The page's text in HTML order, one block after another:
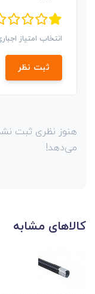
انتخاب امتیاز
ثبت نظر
هنوز نظری ثبت
می‌دهد!
کالاهای مشابه